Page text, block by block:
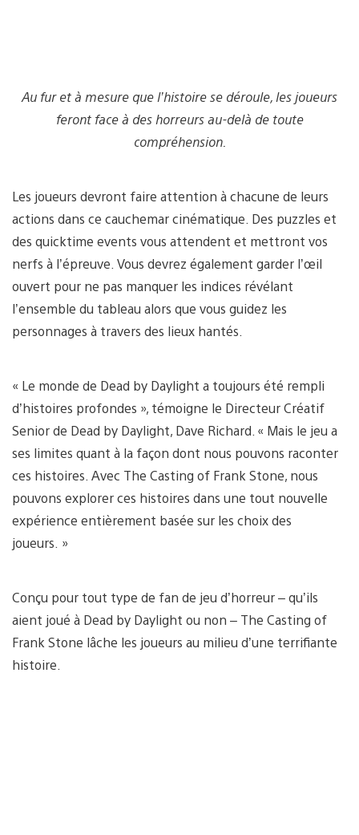
Au fur et à mesure que l’histoire se déroule, les joueurs
feront face à des horreurs au-delà de toute
compréhension.
Les joueurs devront faire attention à chacune de leurs
actions dans ce cauchemar cinématique. Des puzzles et
des quicktime events vous attendent et mettront vos
nerfs à l’épreuve. Vous devrez également garder l’œil
ouvert pour ne pas manquer les indices révélant
l’ensemble du tableau alors que vous guidez les
personnages à travers des lieux hantés.
« Le monde de Dead by Daylight a toujours été rempli
d’histoires profondes », témoigne le Directeur Créatif
Senior de Dead by Daylight, Dave Richard. « Mais le jeu a
ses limites quant à la façon dont nous pouvons raconter
ces histoires. Avec The Casting of Frank Stone, nous
pouvons explorer ces histoires dans une tout nouvelle
expérience entièrement basée sur les choix des
joueurs. »
Conçu pour tout type de fan de jeu d’horreur – qu’ils
aient joué à Dead by Daylight ou non – The Casting of
Frank Stone lâche les joueurs au milieu d’une terrifiante
histoire.